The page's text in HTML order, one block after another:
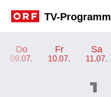
TV-Programm
Do
09.07.
Fr
10.07.
Sa
11.07.